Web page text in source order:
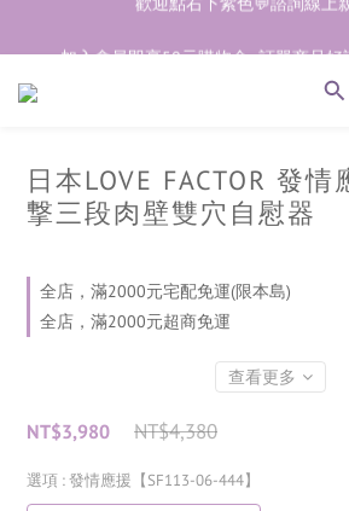
歡迎點右下紫色💬諮詢線上
日本LOVE FACTOR 發
撃三段肉壁雙穴自慰器
全店，滿2000元宅配免運(限本島)
全店，滿2000元超商免運
查看更多
NT$3,980 NT$4,380
選項 : 發情應援【SF113-06-444】